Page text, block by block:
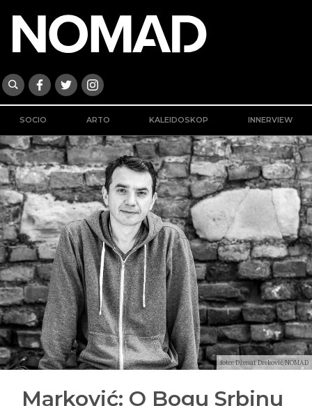
SOCIO ARTO KALEIDOSKOP INNERVIEW
foto: Dženat Dreković/NOMAD
Marković: O Bogu Srbinu